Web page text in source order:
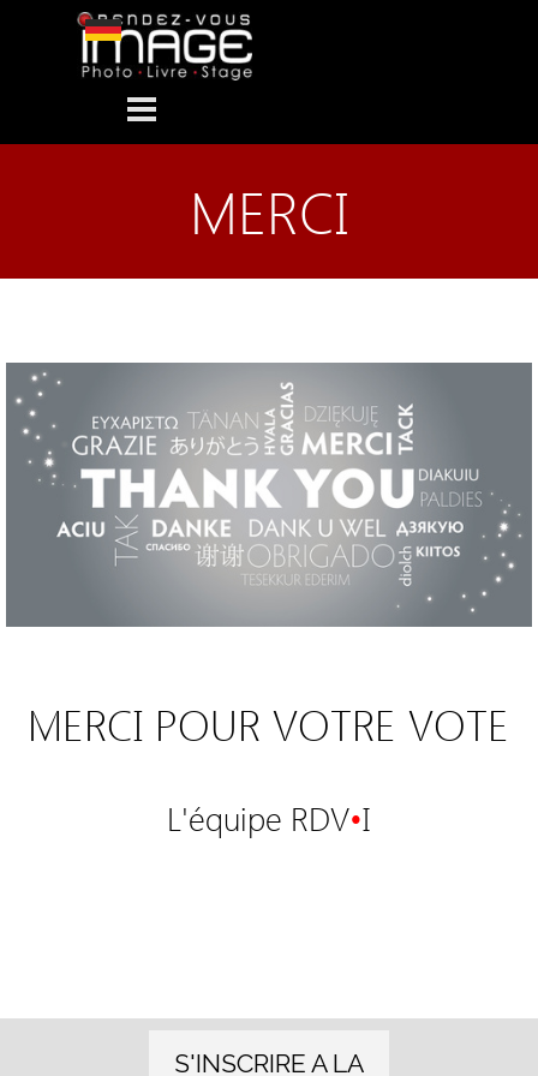
Aller au contenu
Sauter le menu
MERCI
MERCI POUR VOTRE VOTE
L'équipe RDV•I
S'INSCRIRE A LA